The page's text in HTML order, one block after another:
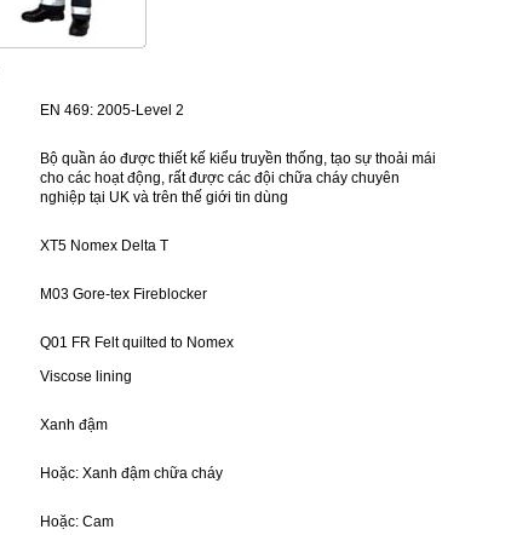
EN 469: 2005-Level 2
Bộ quần áo được thiết kế kiểu truyền thống, tạo sự thoải mái
cho các hoạt động, rất được các đội chữa cháy chuyên
nghiệp tại UK và trên thế giới tin dùng
XT5 Nomex Delta T
M03 Gore-tex Fireblocker
Q01 FR Felt quilted to Nomex
Viscose lining
Xanh đậm
Hoặc: Xanh đậm chữa cháy
Hoặc: Cam